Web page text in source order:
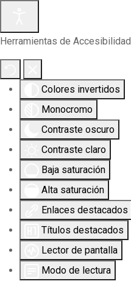
Herramientas de Accesibilidad
Colores invertidos
Monocromo
Contraste oscuro
Contraste claro
Baja saturación
Alta saturación
Enlaces destacados
Títulos destacados
Lector de pantalla
Modo de lectura